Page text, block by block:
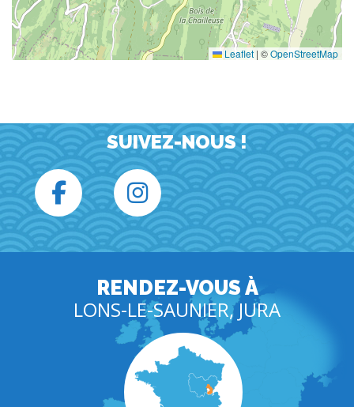
Leaflet | ©OpenStreetMap
SUIVEZ-NOUS !
RENDEZ-VOUS À
LONS-LE-SAUNIER, JURA